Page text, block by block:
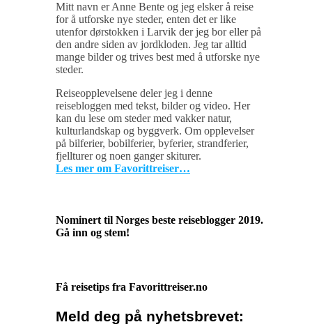
Mitt navn er Anne Bente og jeg elsker å reise
for å utforske nye steder, enten det er like
utenfor dørstokken i Larvik der jeg bor eller på
den andre siden av jordkloden. Jeg tar alltid
mange bilder og trives best med å utforske nye
steder.
Reiseopplevelsene deler jeg i denne
reisebloggen med tekst, bilder og video. Her
kan du lese om steder med vakker natur,
kulturlandskap og byggverk. Om opplevelser
på bilferier, bobilferier, byferier, strandferier,
fjellturer og noen ganger skiturer.
Les mer om Favorittreiser…
Nominert til Norges beste reiseblogger 2019.
Gå inn og stem!
Få reisetips fra Favorittreiser.no
Meld deg på nyhetsbrevet: